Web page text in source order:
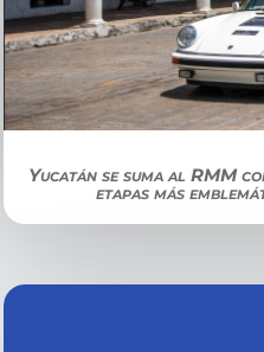
Yucatán se suma al RMM
etapas más